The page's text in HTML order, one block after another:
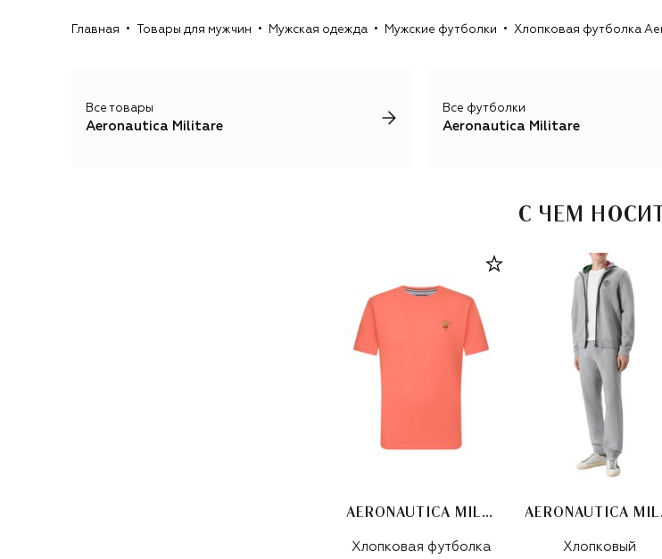
Главная Товары для мужчин Мужская одежда Мужские футболки Хлопковая футболка
Все товары
Aeronautica Militare
Все футболки
Aeronautica Militare
С ЧЕМ
AERONAUTICA MILITARE
Хлопковая футболка
Хлопковый